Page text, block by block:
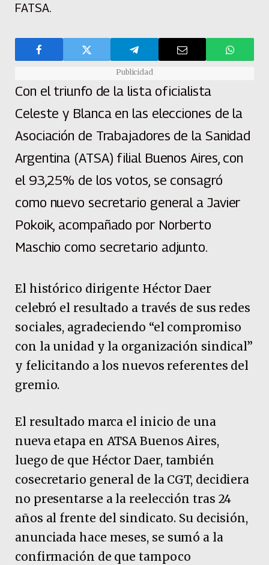
FATSA.
Publicidad
Con el triunfo de la lista oficialista
Celeste y Blanca en las elecciones de la
Asociación de Trabajadores de la Sanidad
Argentina (ATSA) filial Buenos Aires, con
el 93,25% de los votos, se consagró
como nuevo secretario general a Javier
Pokoik, acompañado por Norberto
Maschio como secretario adjunto.
El histórico dirigente Héctor Daer
celebró el resultado a través de sus redes
sociales, agradeciendo “el compromiso
con la unidad y la organización sindical”
y felicitando a los nuevos referentes del
gremio.
El resultado marca el inicio de una
nueva etapa en ATSA Buenos Aires,
luego de que Héctor Daer, también
cosecretario general de la CGT, decidiera
no presentarse a la reelección tras 24
años al frente del sindicato. Su decisión,
anunciada hace meses, se sumó a la
confirmación de que tampoco